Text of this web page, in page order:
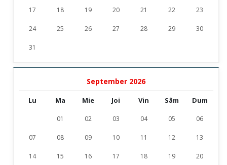
17 18 19 20 21 22 23
24 25 26 27 28 29 30
31
September 2026
Lu Ma Mie Joi Vin Sâm Dum
01 02 03 04 05 06
07 08 09 10 11 12 13
14 15 16 17 18 19 20